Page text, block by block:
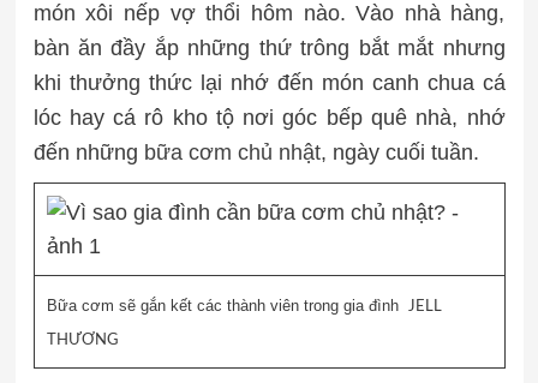
món xôi nếp vợ thổi hôm nào. Vào nhà hàng,
bàn ăn đầy ắp những thứ trông bắt mắt nhưng
khi thưởng thức lại nhớ đến món canh chua cá
lóc hay cá rô kho tộ nơi góc bếp quê nhà, nhớ
đến những bữa cơm chủ nhật, ngày cuối tuần.
Bữa cơm sẽ gắn kết các thành viên trong gia đình JELL
THƯƠNG